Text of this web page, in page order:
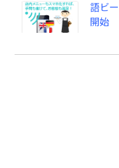
ウェブビーコンサーバー
イベントに対してサーバ
プリに伝え、アプリがア
ビスを提供するため、プ
語ビ
開始